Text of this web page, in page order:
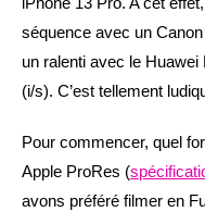
séquence avec un
un ralenti avec le
(i/s). C’est tellement
Pour commencer, quel
Apple ProRes (
avons préféré filmer en